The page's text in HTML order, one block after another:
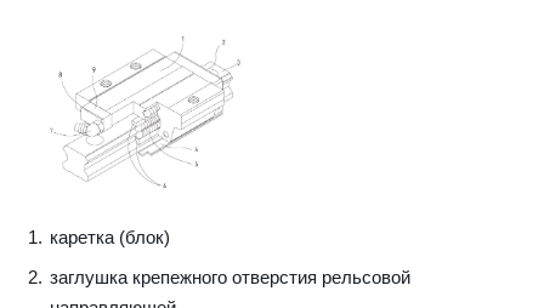
каретка (блок)
заглушка крепежного отверстия рельсовой